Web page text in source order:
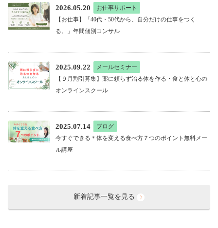
2026.05.20
お仕事サポート
【お仕事】「40代・50代から、自分だけの仕事をつく
る。」年間個別コンサル
2025.09.22
メールセミナー
【９月割引募集】薬に頼らず治る体を作る・食と体と心の
オンラインスクール
2025.07.14
ブログ
今すぐできる＊体を変える食べ方７つのポイント無料メー
ル講座
新着記事一覧を見る